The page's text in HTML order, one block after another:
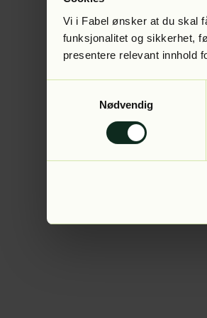
Vi i Fabel ønsker at du skal
funksjonalitet og sikkerhet,
presentere relevant innhold
Nødvendig
Application